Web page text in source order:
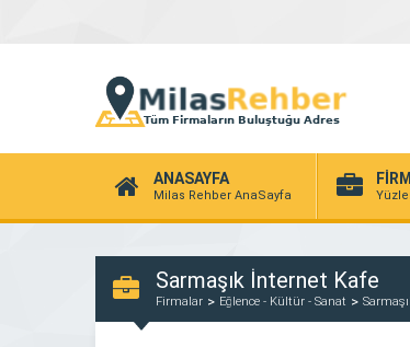
ANASAYFA
Milas Rehber AnaSayfa
Sarmaşık İnternet Kafe
Firmalar Eğlence - Kültür - Sanat